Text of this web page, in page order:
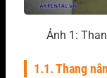
Ảnh 1:
1.1. Thang